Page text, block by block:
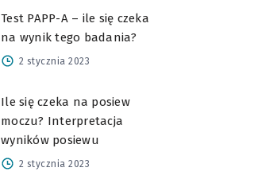
Test PAPP-A – ile się czeka
na wynik tego badania?
2 stycznia 2023
Ile się czeka na posiew
moczu? Interpretacja
wyników posiewu
2 stycznia 2023